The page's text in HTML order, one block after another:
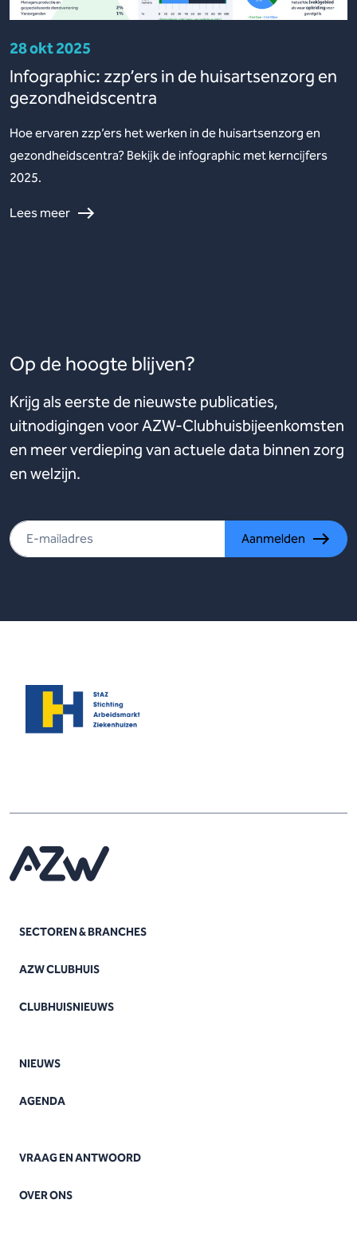
28 okt 2025
Infographic: zzp’ers in de huisartsenzorg en
gezondheidscentra
Hoe ervaren zzp’ers het werken in de huisartsenzorg en
gezondheidscentra? Bekijk de infographic met kerncijfers
2025.
Lees meer
Op de hoogte blijven?
Krijg als eerste de nieuwste publicaties,
uitnodigingen voor AZW-Clubhuisbijeenkomsten
en meer verdieping van actuele data binnen zorg
en welzijn.
Aanmelden
SECTOREN & BRANCHES
AZW CLUBHUIS
CLUBHUISNIEUWS
NIEUWS
AGENDA
VRAAG EN ANTWOORD
OVER ONS